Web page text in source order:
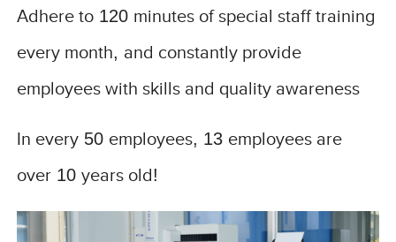
Adhere to120 minutes of special staff training
every month, and constantly provide
employees with skills and quality awareness
In every50 employees, 13 employees are
over10 years old!